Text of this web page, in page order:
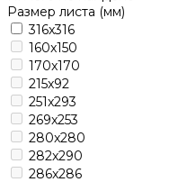
Размер листа (мм)
316x316
160x150
170x170
215x92
251x293
269x253
280x280
282x290
286x286